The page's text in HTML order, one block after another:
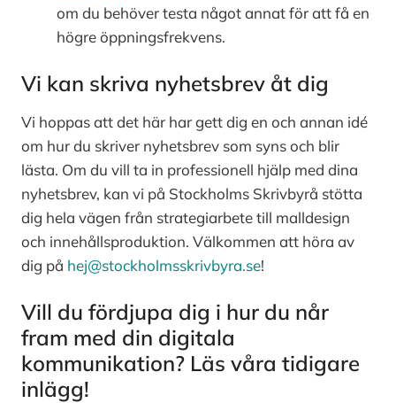
om du behöver testa något annat för att få en
högre öppningsfrekvens.
Vi kan skriva nyhetsbrev åt dig
Vi hoppas att det här har gett dig en och annan idé
om hur du skriver nyhetsbrev som syns och blir
lästa. Om du vill ta in professionell hjälp med dina
nyhetsbrev, kan vi på Stockholms Skrivbyrå stötta
dig hela vägen från strategiarbete till malldesign
och innehållsproduktion. Välkommen att höra av
dig på hej@stockholmsskrivbyra.se!
Vill du fördjupa dig i hur du når
fram med din digitala
kommunikation? Läs våra tidigare
inlägg!